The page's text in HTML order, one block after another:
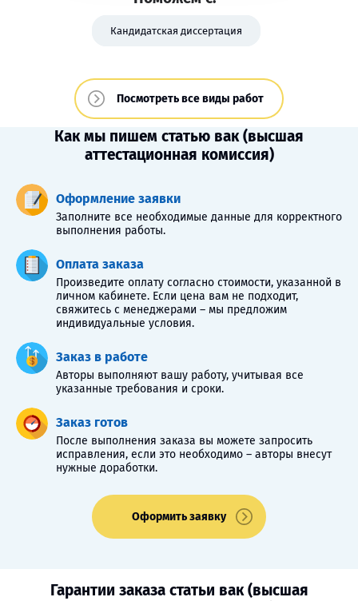
Кандидатская диссертация
Посмотреть все виды работ
Как мы пишем статью вак (высшая
аттестационная комиссия)
Оформление заявки
Заполните все необходимые данные для корректного
выполнения работы.
Оплата заказа
Произведите оплату согласно стоимости, указанной в
личном кабинете. Если цена вам не подходит,
свяжитесь с менеджерами – мы предложим
индивидуальные условия.
Заказ в работе
Авторы выполняют вашу работу, учитывая все
указанные требования и сроки.
Заказ готов
После выполнения заказа вы можете запросить
исправления, если это необходимо – авторы внесут
нужные доработки.
Оформить заявку
Гарантии заказа статьи вак (высшая